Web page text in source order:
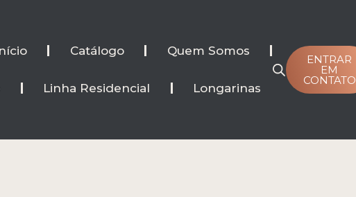
Catálogo Quem Somos
Linha Residencial Longarinas
ENTRAR
EM
CONTATO